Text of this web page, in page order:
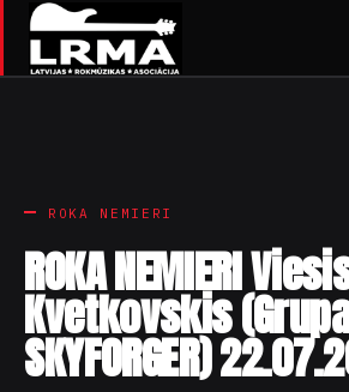
ROKA NEMIERI
ROKA NEMIERI
Kvetkovskis
SKYFORGER)